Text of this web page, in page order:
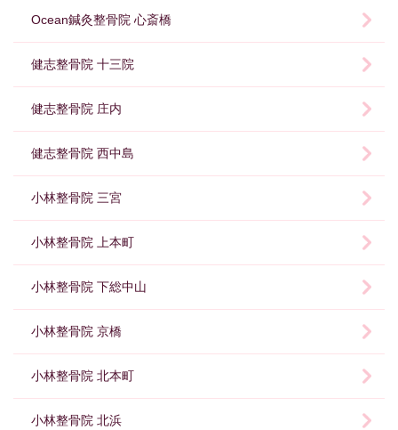
Ocean鍼灸整骨院 心斎橋
健志整骨院 十三院
健志整骨院 庄内
健志整骨院 西中島
小林整骨院 三宮
小林整骨院 上本町
小林整骨院 下総中山
小林整骨院 京橋
小林整骨院 北本町
小林整骨院 北浜